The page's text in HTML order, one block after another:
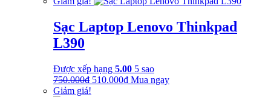
350.000₫.là:
290.000₫.
Sạc Laptop Lenovo Thinkpad
L390
Được xếp hạng 5.00 5 sao
750.000₫ Giá
510.000₫Giá
Mua ngay
Giảm giá!